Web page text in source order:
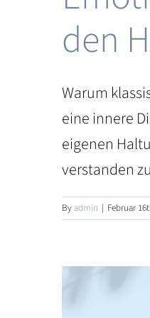
den
Warum
eine innere
eigenen
verstanden
Byadmin | Februar